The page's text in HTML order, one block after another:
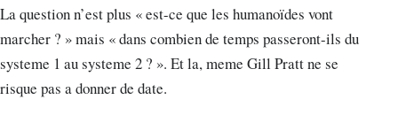
La question n’est plus « est-ce que les humanoïdes vont
marcher ? » mais « dans combien de temps passeront-ils du
systeme 1 au systeme 2 ? ». Et la, meme Gill Pratt ne se
risque pas a donner de date.